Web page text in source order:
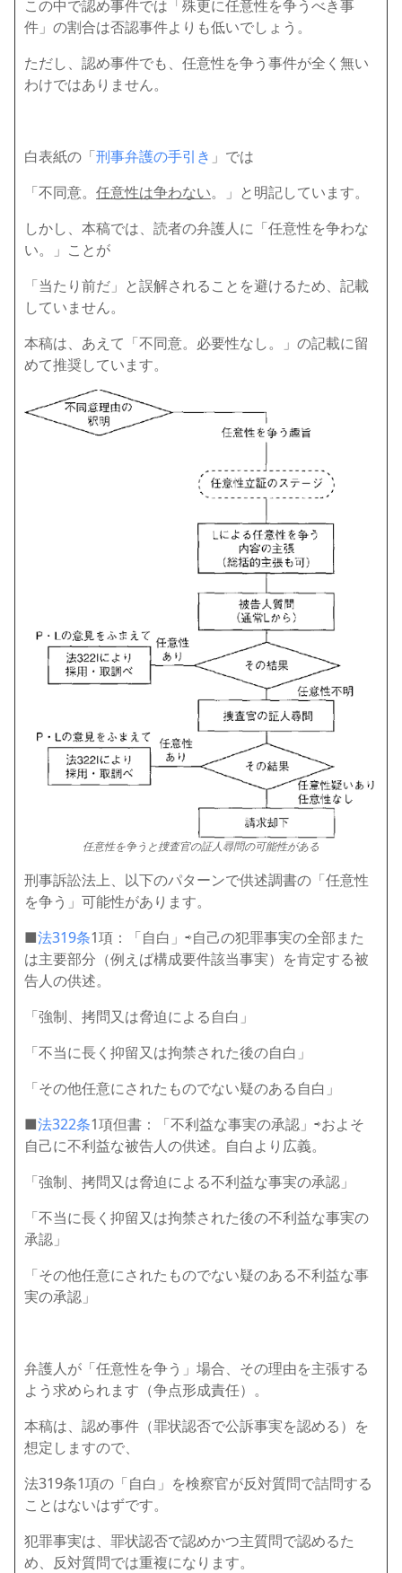
この中で認め事件では「殊更に任意性を争うべき事
件」の割合は否認事件よりも低いでしょう。
ただし、認め事件でも、任意性を争う事件が全く無い
わけではありません。
白表紙の「刑事弁護の手引き 」では
「不同意。 任意性は争わない。」と明記しています。
しかし、本稿では、読者の弁護人に「任意性を争わな
い。」ことが
「当たり前だ」と誤解されることを避けるため、記載
していません。
本稿は、あえて「不同意。必要性なし。」の記載に留
めて推奨しています。
任意性を争うと捜査官の証人尋問の可能性がある
刑事訴訟法上、以下のパターンで供述調書の「任意性
を争う」可能性があります。
■法319条1項：「自白」⇨自己の犯罪事実の全部また
は主要部分（例えば構成要件該当事実）を肯定する被
告人の供述。
「強制、拷問又は脅迫による自白」
「不当に長く抑留又は拘禁された後の自白」
「その他任意にされたものでない疑のある自白」
■法322条1項但書：「不利益な事実の承認」⇨およそ
自己に不利益な被告人の供述。自白より広義。
「強制、拷問又は脅迫による不利益な事実の承認」
「不当に長く抑留又は拘禁された後の不利益な事実の
承認」
「その他任意にされたものでない疑のある不利益な事
実の承認」
弁護人が「任意性を争う」場合、その理由を主張する
よう求められます（争点形成責任）。
本稿は、認め事件（罪状認否で公訴事実を認める）を
想定しますので、
法319条1項の「自白」を検察官が反対質問で詰問する
ことはないはずです。
犯罪事実は、罪状認否で認めかつ主質問で認めるた
め、反対質問では重複になります。